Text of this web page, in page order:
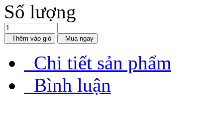
Số lượng
Thêm vào giỏ Mua ngay
Chi tiết sản phẩm
Bình luận